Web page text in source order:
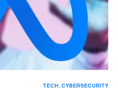
CYBERSECURITY
TECH